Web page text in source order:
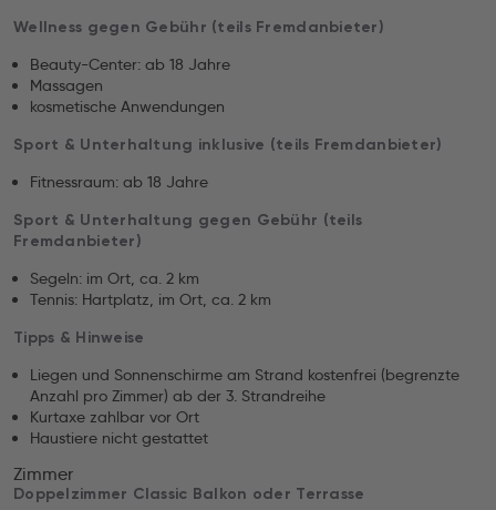
Wellness gegen Gebühr (teils Fremdanbieter)
Beauty-Center: ab 18 Jahre
Massagen
kosmetische Anwendungen
Sport & Unterhaltung inklusive (teils Fremdanbieter)
Fitnessraum: ab 18 Jahre
Sport & Unterhaltung gegen Gebühr (teils
Fremdanbieter)
Segeln: im Ort, ca. 2 km
Tennis: Hartplatz, im Ort, ca. 2 km
Tipps & Hinweise
Liegen und Sonnenschirme am Strand kostenfrei (begrenzte
Anzahl pro Zimmer) ab der 3. Strandreihe
Kurtaxe zahlbar vor Ort
Haustiere nicht gestattet
Zimmer
Doppelzimmer Classic Balkon oder Terrasse